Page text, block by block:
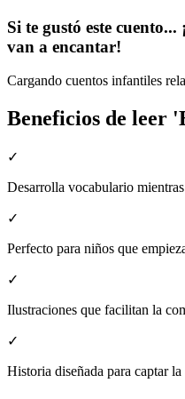
Si te gustó este
van a encantar!
Cargando cuentos infantiles
Beneficios de leer
✓
Desarrolla vocabulario
✓
Perfecto para niños que
✓
Ilustraciones que facilitan la
✓
Historia diseñada para captar